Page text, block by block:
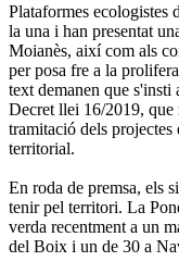
Plataformes ecologistes
la una i han presentat
Moianès, així com als
per posa fre a la
text demanen que s'insti
Decret llei 16/2019, que
tramitació dels
territorial.
En roda de premsa, els
tenir pel territori. La
verda recentment a un
del Boix i un de 30 a